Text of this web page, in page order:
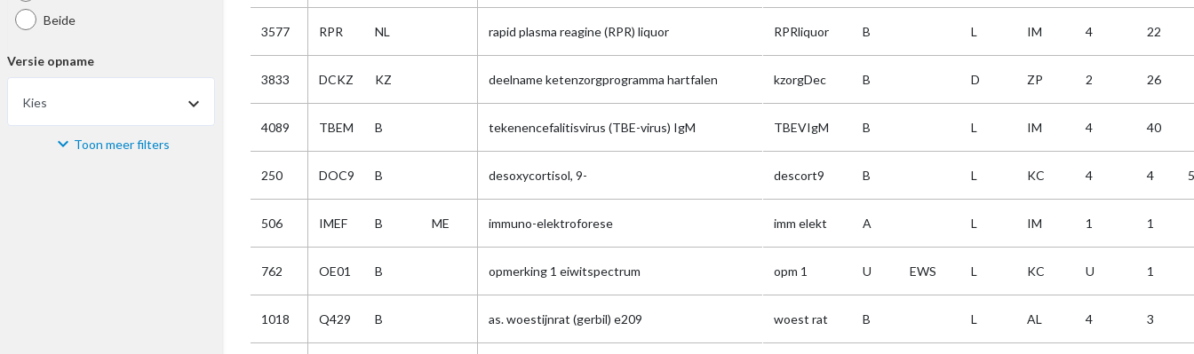
Beide
Versie opname
Kies
Materiaal Toon meer filters
3577 RPR NL rapid plasma reagine (RPR) liquor RPRliquor B L IM 4 22
3833 DCKZ KZ deelname ketenzorgprogramma hartfalen kzorgDec B D ZP 2 26
4089 TBEM B tekenencefalitisvirus (TBE-virus) IgM TBEVIgM B L IM 4 40
250 DOC9 B desoxycortisol, 9- descort9 B L KC 4 4 5
506 IMEF B ME immuno-elektroforese imm elekt A L IM 1 1
762 OE01 B opmerking 1 eiwitspectrum opm 1 U EWS L KC U 1
1018 Q429 B as. woestijnrat (gerbil) e209 woest rat B L AL 4 3